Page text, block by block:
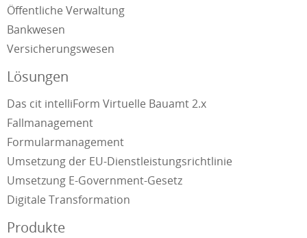
Öffentliche Verwaltung
Bankwesen
Versicherungswesen
Lösungen
Das cit intelliForm Virtuelle Bauamt 2.x
Fallmanagement
Formularmanagement
Umsetzung der EU-Dienstleistungsrichtlinie
Umsetzung E-Government-Gesetz
Digitale Transformation
Produkte